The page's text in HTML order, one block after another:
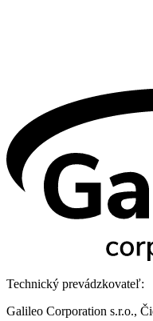
Technický prevádzkovateľ:
Galileo Corporation s.r.o.,